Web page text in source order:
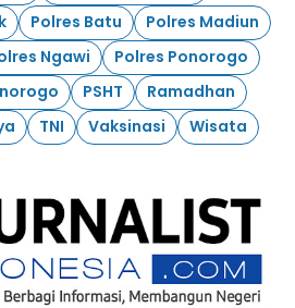
Polres Batu
Polres Madiun
Ngawi
Polres Ponorogo
PSHT
Ramadhan
TNI Vaksinasi Wisata